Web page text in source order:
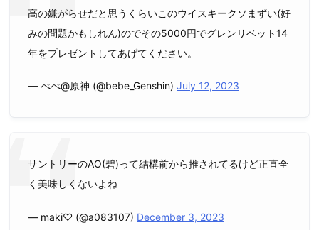
高の嫌がらせだと思うくらいこのウイスキークソまずい(好
みの問題かもしれん)のでその5000円でグレンリベット14
年をプレゼントしてあげてください。
— べべ@原神 (@bebe_Genshin) July 12, 2023
サントリーのAO(碧)って結構前から推されてるけど正直全
く美味しくないよね
— maki♡ (@a083107) December 3, 2023